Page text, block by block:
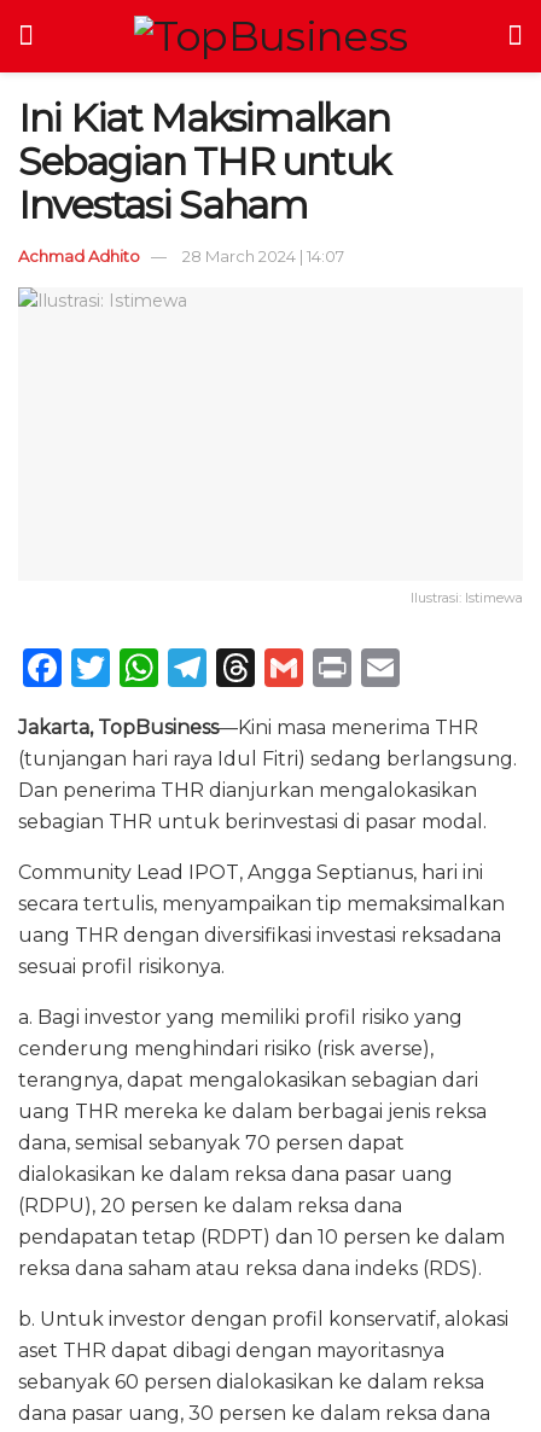
Ini Kiat Maksimalkan
Sebagian THR untuk
Investasi Saham
Achmad Adhito 28 March 2024 | 14:07
Ilustrasi: Istimewa
F
c
e
b
o
o
k
T
w
it
te
r
W
h
a
ts
A
p
p
T
e
g
ra
m
T
h
re
a
d
s
G
ai
l
P
n
t
ai
l
Jakarta, TopBusiness—Kini masa menerima THR
(tunjangan hari raya Idul Fitri) sedang berlangsung.
Dan penerima THR dianjurkan mengalokasikan
sebagian THR untuk berinvestasi di pasar modal.
Community Lead IPOT, Angga Septianus, hari ini
secara tertulis, menyampaikan tip memaksimalkan
uang THR dengan diversifikasi investasi reksadana
sesuai profil risikonya.
a. Bagi investor yang memiliki profil risiko yang
cenderung menghindari risiko (risk averse),
terangnya, dapat mengalokasikan sebagian dari
uang THR mereka ke dalam berbagai jenis reksa
dana, semisal sebanyak 70 persen dapat
dialokasikan ke dalam reksa dana pasar uang
(RDPU), 20 persen ke dalam reksa dana
pendapatan tetap (RDPT) dan 10 persen ke dalam
reksa dana saham atau reksa dana indeks (RDS).
b. Untuk investor dengan profil konservatif, alokasi
aset THR dapat dibagi dengan mayoritasnya
sebanyak 60 persen dialokasikan ke dalam reksa
dana pasar uang, 30 persen ke dalam reksa dana